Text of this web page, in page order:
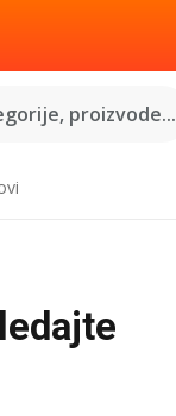
proizvode...